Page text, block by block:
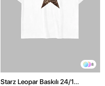
8
Starz Leopar Baskılı 24/1